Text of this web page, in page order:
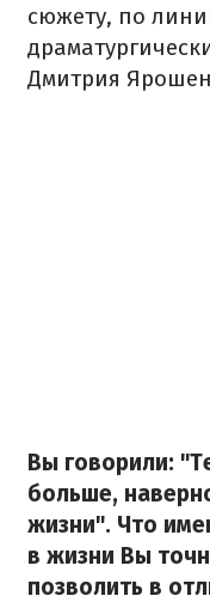
сюжету, по
Дмитрия
Вы говорили:
больше,
жизни". Что
в жизни Вы
позволить в